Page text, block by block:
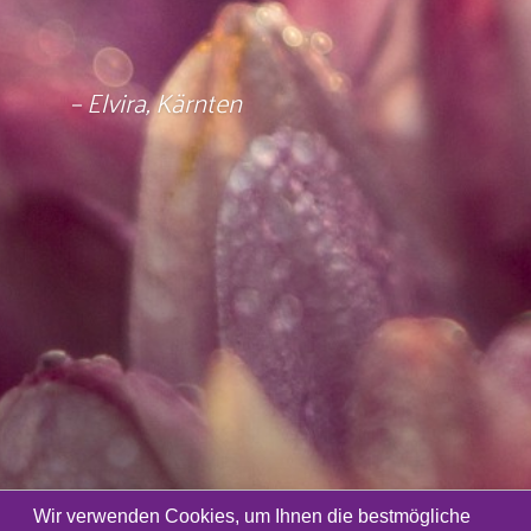
– Elvira, Kärnten
Wir verwenden Cookies, um Ihnen die bestmögliche